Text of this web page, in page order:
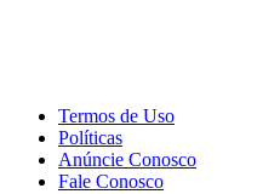
Termos de Uso
Políticas
Anúncie Conosco
Fale Conosco